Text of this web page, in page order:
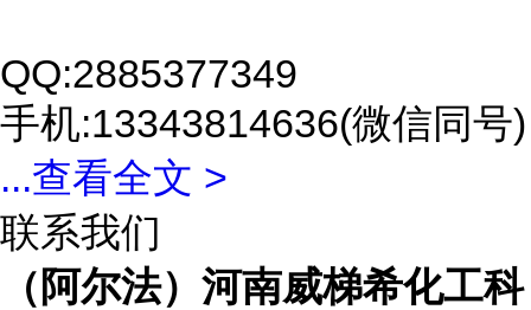
QQ:2885377349
手机:13343814636(微信同号)
...查看全文 >
联系我们
（阿尔法）河南威梯希化工科